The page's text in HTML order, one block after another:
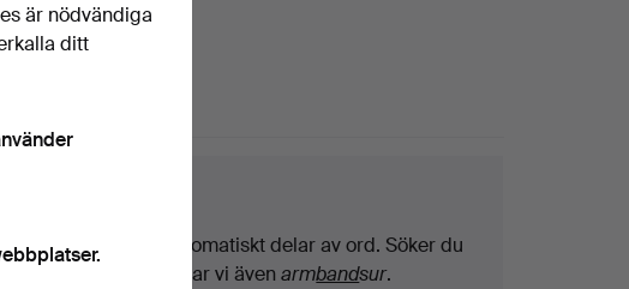
Vi söker automatiskt delar av ord. Söker du
hittar vi ävenarmbandsur.
är nödvändiga
ditt